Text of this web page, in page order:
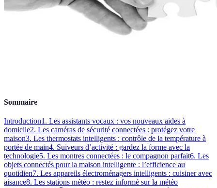
Sommaire
Introduction1. Les assistants vocaux : vos nouveaux aides à
domicile2. Les caméras de sécurité connectées : protégez votre
maison3. Les thermostats intelligents : contrôle de la température à
portée de main4. Suiveurs d’activité : gardez la forme avec la
technologie5. Les montres connectées : le compagnon parfait6. Les
objets connectés pour la maison intelligente : l’efficience au
quotidien7. Les appareils électroménagers intelligents : cuisiner avec
aisance8. Les stations météo : restez informé sur la météo